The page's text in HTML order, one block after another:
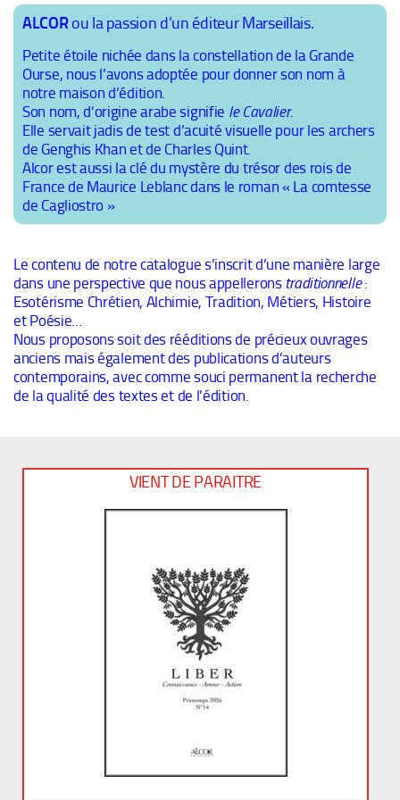
ALCORou la passion d’un éditeur Marseillais.
Petite étoile nichée dans la constellation de la Grande
Ourse, nous l’avons adoptée pour donner son nom à
notre maison d’édition.
Son nom, d’origine arabe signifie le Cavalier.
Elle servait jadis de test d’acuité visuelle pour les archers
de Genghis Khan et de Charles Quint.
Alcor est aussi la clé du mystère du trésor des rois de
France de Maurice Leblanc dans le roman « La comtesse
de Cagliostro »
Le contenu de notre catalogue s’inscrit d’une manière large
dans une perspective que nous appellerons traditionnelle:
Esotérisme Chrétien, Alchimie, Tradition, Métiers, Histoire
et Poésie…
Nous proposons soit des rééditions de précieux ouvrages
anciens mais également des publications d’auteurs
contemporains, avec comme souci permanent la recherche
de la qualité des textes et de l’édition.
VIENT DE PARAITRE